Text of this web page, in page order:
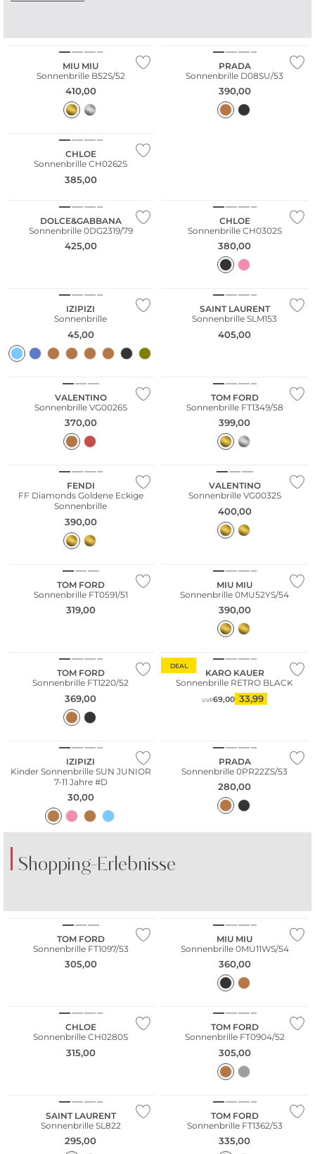
MIU MIU
Sonnenbrille B52S/52
410,00
PRADA
Sonnenbrille D08SU/53
390,00
CHLOE
Sonnenbrille CH0262S
385,00
DOLCE&GABBANA
Sonnenbrille 0DG2319/79
425,00
CHLOE
Sonnenbrille CH0302S
380,00
IZIPIZI
Sonnenbrille
45,00
SAINT LAURENT
Sonnenbrille SLM153
405,00
VALENTINO
Sonnenbrille VG0026S
370,00
TOM FORD
Sonnenbrille FT1349/58
399,00
FENDI
FF Diamonds Goldene Eckige
Sonnenbrille
390,00
VALENTINO
Sonnenbrille VG0032S
400,00
TOM FORD
Sonnenbrille FT0591/51
319,00
MIU MIU
Sonnenbrille 0MU52YS/54
390,00
TOM FORD
Sonnenbrille FT1220/52
369,00
DEAL
KARO KAUER
Sonnenbrille RETRO BLACK
UVP69,00 33,99
IZIPIZI
Kinder Sonnenbrille SUN JUNIOR
7-11 Jahre #D
30,00
PRADA
Sonnenbrille 0PR22ZS/53
280,00
Shopping-Erlebnisse
TOM FORD
Sonnenbrille FT1097/53
305,00
MIU MIU
Sonnenbrille 0MU11WS/54
360,00
CHLOE
Sonnenbrille CH0280S
315,00
TOM FORD
Sonnenbrille FT0904/52
305,00
SAINT LAURENT
Sonnenbrille SL822
295,00
TOM FORD
Sonnenbrille FT1362/53
335,00